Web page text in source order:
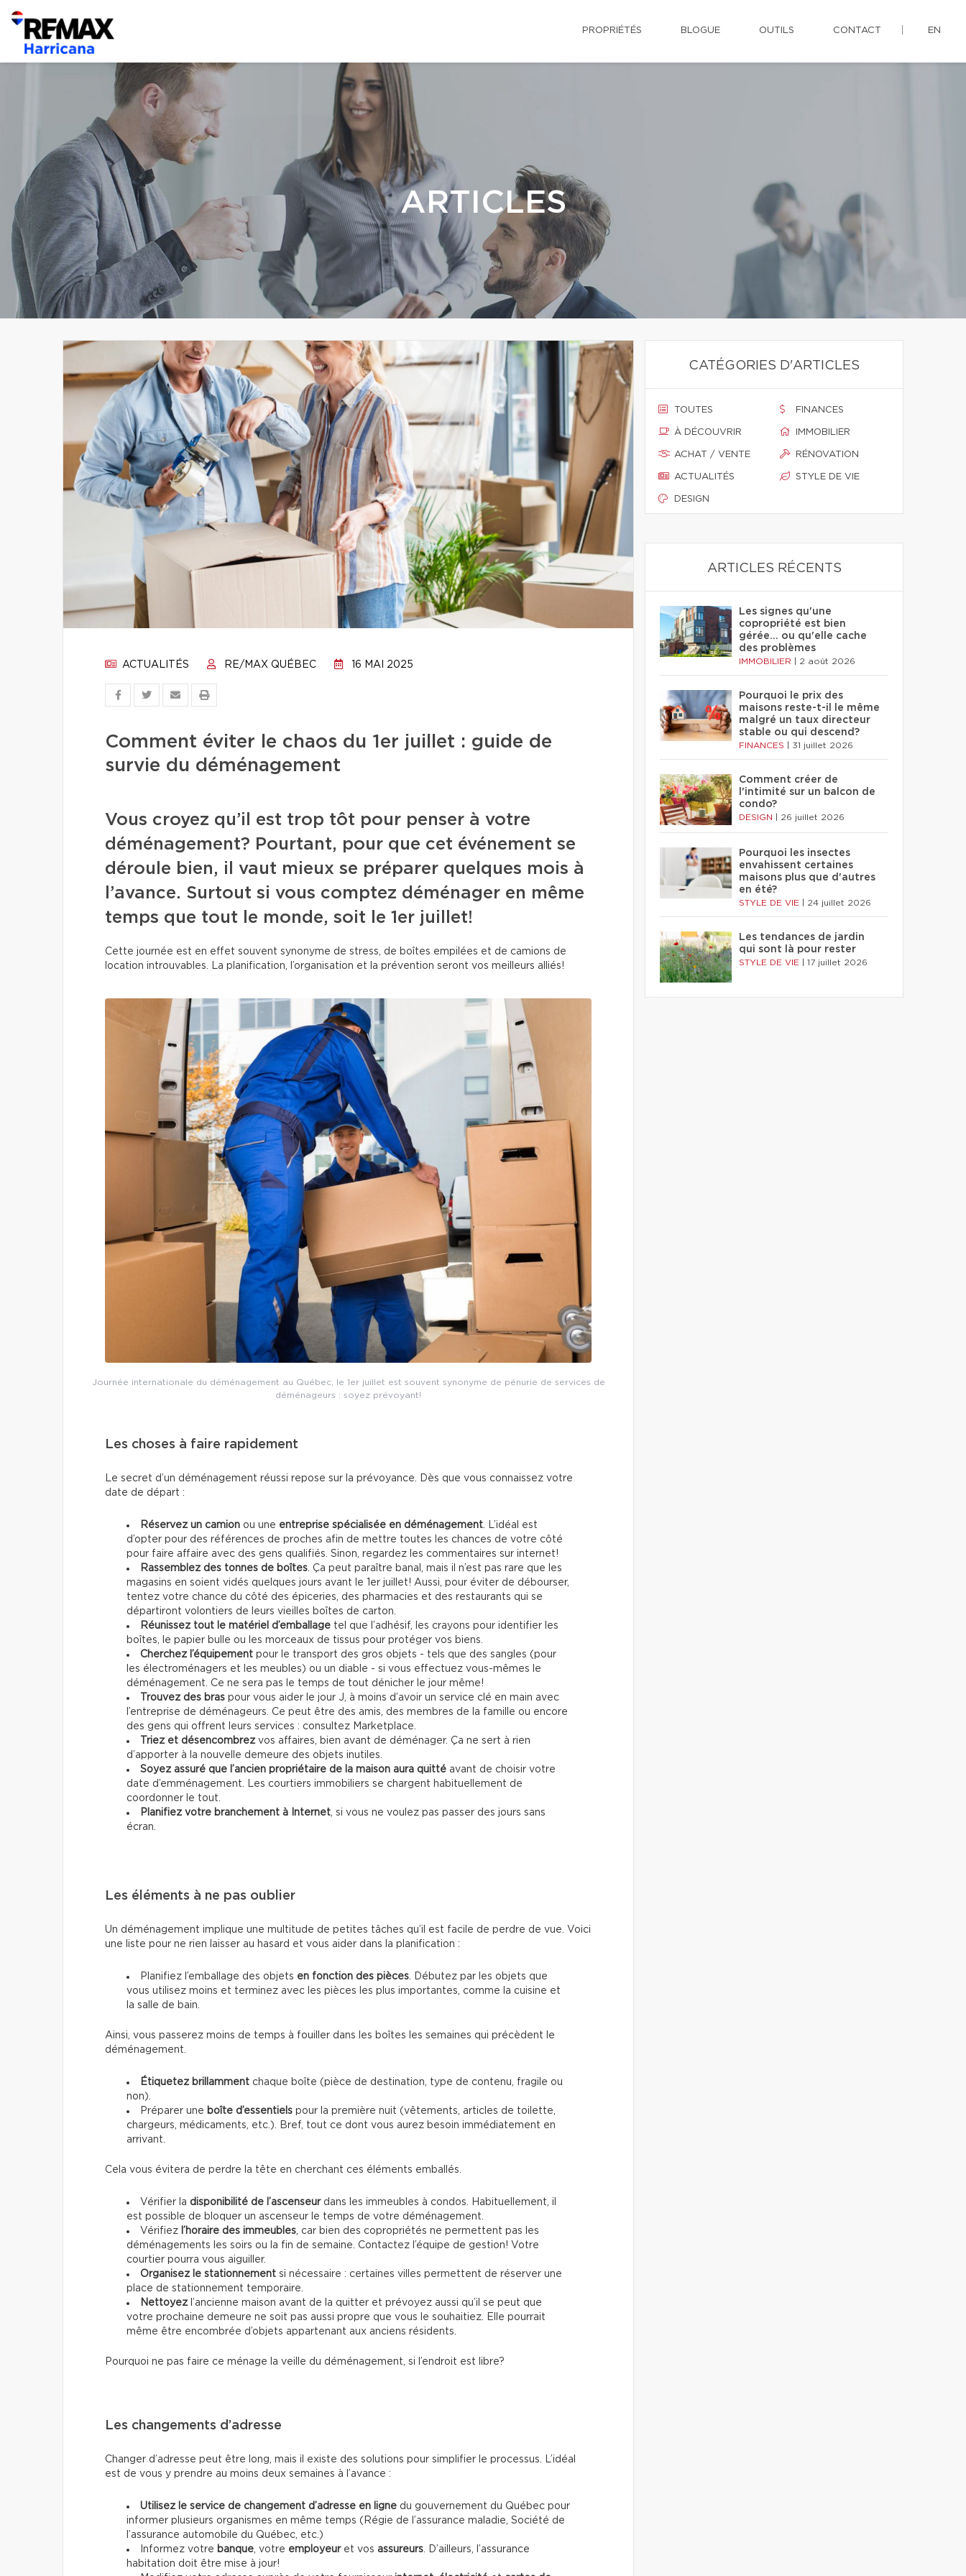
PROPRIÉTÉS BLOGUE OUTILS CONTACT EN
ARTICLES
ACTUALITÉS RE/MAX QUÉBEC 16 MAI 2025
Comment éviter le chaos du 1er juillet : guide de
survie du déménagement
Vous croyez qu’il est trop tôt pour penser à votre
déménagement? Pourtant, pour que cet événement se
déroule bien, il vaut mieux se préparer quelques mois à
l’avance. Surtout si vous comptez déménager en même
temps que tout le monde, soit le 1er juillet!
Cette journée est en effet souvent synonyme de stress, de boîtes empilées et de camions de
location introuvables. La planification, l’organisation et la prévention seront vos meilleurs alliés!
Journée internationale du déménagement au Québec, le 1er juillet est souvent synonyme de pénurie de services de
déménageurs : soyez prévoyant!
Les choses à faire rapidement
Le secret d’un déménagement réussi repose sur la prévoyance. Dès que vous connaissez votre
date de départ :
Réservez un camion ou une entreprise spécialisée en déménagement . L’idéal est
d’opter pour des références de proches afin de mettre toutes les chances de votre côté
pour faire affaire avec des gens qualifiés. Sinon, regardez les commentaires sur internet!
Rassemblez des tonnes de boîtes . Ça peut paraître banal, mais il n’est pas rare que les
magasins en soient vidés quelques jours avant le 1er juillet! Aussi, pour éviter de débourser,
tentez votre chance du côté des épiceries, des pharmacies et des restaurants qui se
départiront volontiers de leurs vieilles boîtes de carton.
Réunissez tout le matériel d’emballage tel que l’adhésif, les crayons pour identifier les
boîtes, le papier bulle ou les morceaux de tissus pour protéger vos biens.
Cherchez l’équipement pour le transport des gros objets - tels que des sangles (pour
les électroménagers et les meubles) ou un diable - si vous effectuez vous-mêmes le
déménagement. Ce ne sera pas le temps de tout dénicher le jour même!
Trouvez des bras pour vous aider le jour J, à moins d’avoir un service clé en main avec
l’entreprise de déménageurs. Ce peut être des amis, des membres de la famille ou encore
des gens qui offrent leurs services : consultez Marketplace.
Triez et désencombrez vos affaires, bien avant de déménager. Ça ne sert à rien
d’apporter à la nouvelle demeure des objets inutiles.
Soyez assuré que l’ancien propriétaire de la maison aura quitté avant de choisir votre
date d’emménagement. Les courtiers immobiliers se chargent habituellement de
coordonner le tout.
Planifiez votre branchement à Internet , si vous ne voulez pas passer des jours sans
écran.
Les éléments à ne pas oublier
Un déménagement implique une multitude de petites tâches qu’il est facile de perdre de vue. Voici
une liste pour ne rien laisser au hasard et vous aider dans la planification :
Planifiez l’emballage des objets en fonction des pièces . Débutez par les objets que
vous utilisez moins et terminez avec les pièces les plus importantes, comme la cuisine et
la salle de bain.
Ainsi, vous passerez moins de temps à fouiller dans les boîtes les semaines qui précèdent le
déménagement.
Étiquetez brillamment chaque boîte (pièce de destination, type de contenu, fragile ou
non).
Préparer une boîte d’essentiels pour la première nuit (vêtements, articles de toilette,
chargeurs, médicaments, etc.). Bref, tout ce dont vous aurez besoin immédiatement en
arrivant.
Cela vous évitera de perdre la tête en cherchant ces éléments emballés.
Vérifier la disponibilité de l’ascenseurdans les immeubles à condos. Habituellement, il
est possible de bloquer un ascenseur le temps de votre déménagement.
Vérifiez l’horaire des immeubles , car bien des copropriétés ne permettent pas les
déménagements les soirs ou la fin de semaine. Contactez l’équipe de gestion! Votre
courtier pourra vous aiguiller.
Organisez le stationnement si nécessaire : certaines villes permettent de réserver une
place de stationnement temporaire.
Nettoyez l’ancienne maison avant de la quitter et prévoyez aussi qu’il se peut que
votre prochaine demeure ne soit pas aussi propre que vous le souhaitiez. Elle pourrait
même être encombrée d’objets appartenant aux anciens résidents.
Pourquoi ne pas faire ce ménage la veille du déménagement, si l’endroit est libre?
Les changements d’adresse
Changer d’adresse peut être long, mais il existe des solutions pour simplifier le processus. L’idéal
est de vous y prendre au moins deux semaines à l’avance :
Utilisez le service de changement d’adresse en ligne du gouvernement du Québec pour
informer plusieurs organismes en même temps (Régie de l’assurance maladie, Société de
l’assurance automobile du Québec, etc.)
Informez votre banque , votre employeuret vos assureurs . D’ailleurs, l’assurance
habitation doit être mise à jour!
CATÉGORIES D'ARTICLES
TOUTES
À DÉCOUVRIR
ACHAT / VENTE
ACTUALITÉS
DESIGN
FINANCES
IMMOBILIER
RÉNOVATION
STYLE DE VIE
ARTICLES RÉCENTS
Les signes qu'une
copropriété est bien
gérée… ou qu'elle cache
des problèmes
IMMOBILIER 2 août 2026
Pourquoi le prix des
maisons reste-t-il le même
malgré un taux directeur
stable ou qui descend?
FINANCES 31 juillet 2026
Comment créer de
l'intimité sur un balcon de
condo?
DESIGN 26 juillet 2026
Pourquoi les insectes
envahissent certaines
maisons plus que d'autres
en été?
STYLE DE VIE 24 juillet 2026
Les tendances de jardin
qui sont là pour rester
STYLE DE VIE 17 juillet 2026